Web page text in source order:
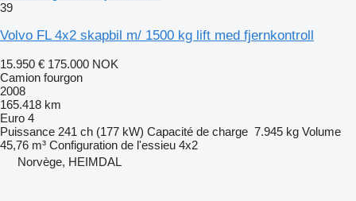
39
Volvo FL 4x2 skapbil m/ 1500 kg lift med fjernkontroll
15.950 € 175.000 NOK
Camion fourgon
2008
165.418 km
Euro 4
Puissance 241 ch (177 kW) Capacité de charge 7.945 kg Volume
45,76 m³ Configuration de l'essieu 4x2
Norvège, HEIMDAL